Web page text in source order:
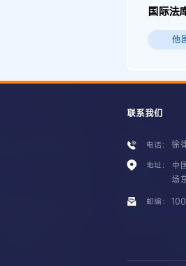
国际法
他
联系我们
电话： 徐
地址：
中
场
邮编：